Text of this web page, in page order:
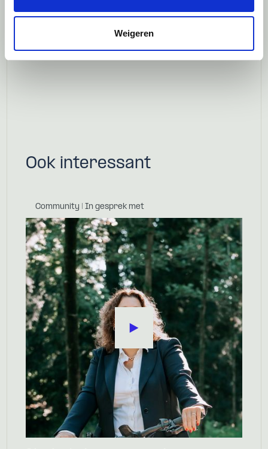
Weigeren
plezier in wat ik doe. Dat is voor mij het
Ook interessant
Community | In gesprek met